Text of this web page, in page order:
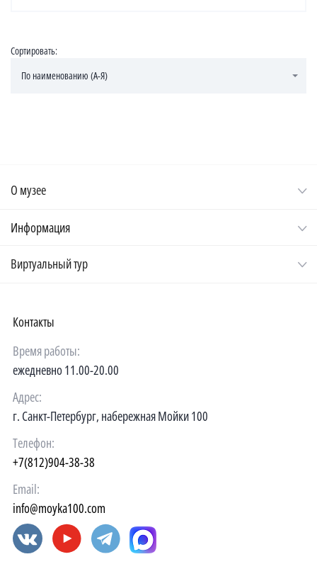
Сортировать:
По наименованию (А-Я)
О музее
Информация
Виртуальный тур
Контакты
Время работы:
ежедневно 11.00-20.00
Адрес:
г. Санкт-Петербург, набережная Мойки 100
Телефон:
+7(812)904-38-38
Email:
info@moyka100.com